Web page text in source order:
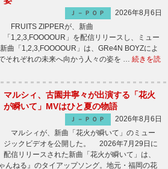
Ｊ－ＰＯＰ
2026年8月6日
FRUITS ZIPPERが、新曲
「1,2,3,FOOOOUR」を配信リリースし、ミュー
「1,2,3,FOOOOUR」は、GRe4N BOYZによ
それぞれの未来へ向かう人々の姿を … 続きを読
マルシィ、古園井寧々が出演する「花火
が瞬いて」MVはひと夏の物語
Ｊ－ＰＯＰ
2026年8月6日
マルシィが、新曲「花火が瞬いて」のミュー
ジックビデオを公開した。 2026年7月29日に
配信リリースされた新曲「花火が瞬いて」は、
んねる』のタイアップソング。地元・福岡の花